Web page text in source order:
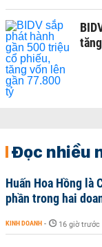
Đọc nhiều
Huấn Hoa Hồng là
phần trong hai
KINH DOANH - 16 giờ trước